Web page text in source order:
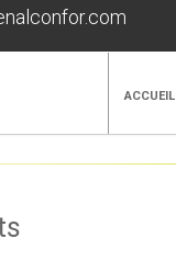
ACCUEIL